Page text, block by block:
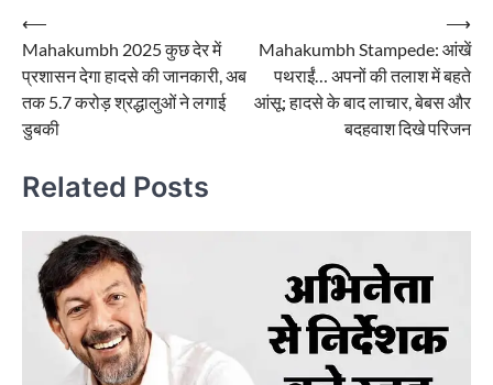
Post
navigation
⟵
Mahakumbh 2025 कुछ देर में
प्रशासन देगा हादसे की जानकारी, अब
तक 5.7 करोड़ श्रद्धालुओं ने लगाई
डुबकी
Mahakumbh Stampede: आंखें
पथराईं… अपनों की तलाश में बहते
आंसू; हादसे के बाद लाचार, बेबस और
बदहवाश दिखे परिजन
⟶
Related Posts